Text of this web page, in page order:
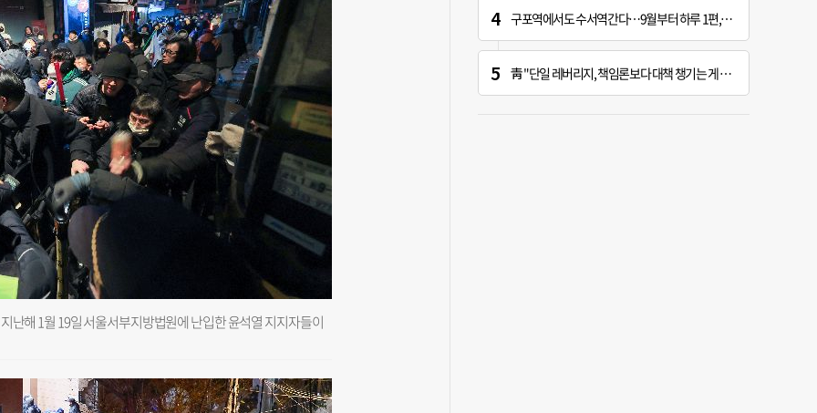
난해 1월 19일 서울서부지방법원에 난입한 윤석열 지지자들이
구포역에서도 수서역간다…9월부터 하루 1편, 주말 2편
靑 "단일 레버리지, 책임론보다 대책 챙기는 게 더 중요"